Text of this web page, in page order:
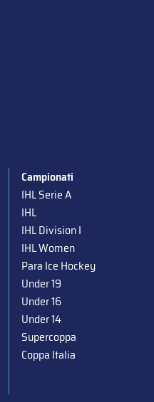
Campionati
IHL Serie A
IHL
IHL Division I
IHL Women
Para Ice Hockey
Under 19
Under 16
Under 14
Supercoppa
Coppa Italia